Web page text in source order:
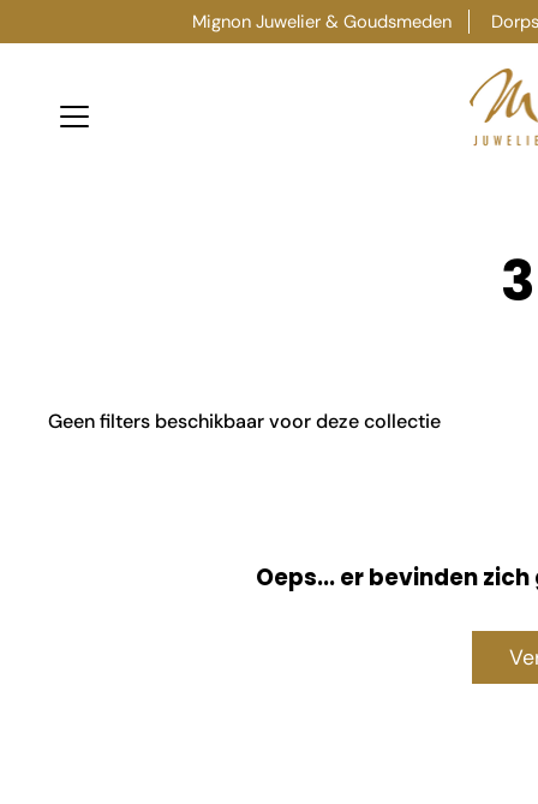
Mignon Juwelier & Goudsmeden
Geen filters beschikbaar voor deze collectie
Oeps... er bevinden